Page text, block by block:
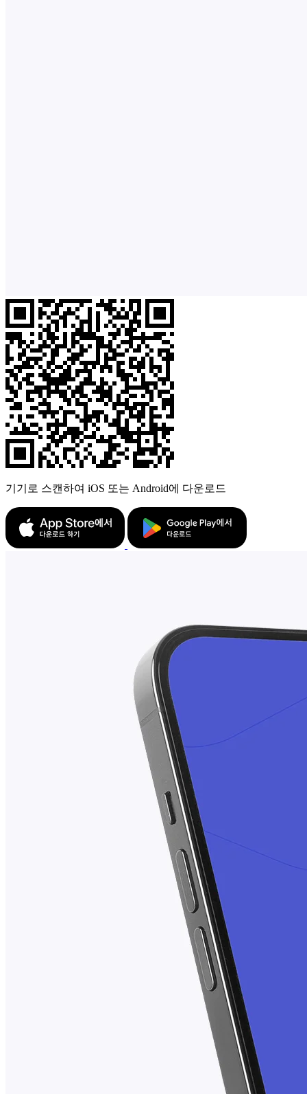
기기로 스캔하여 iOS 또는 Android에 다운로드